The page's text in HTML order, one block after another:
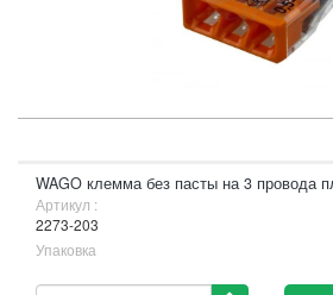
WAGO клемма без пасты на 3 провода
Артикул :
2273-203
Упаковка